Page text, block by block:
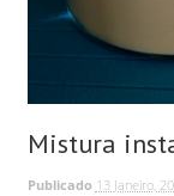
Mistura
Publicado 13 Janeiro,